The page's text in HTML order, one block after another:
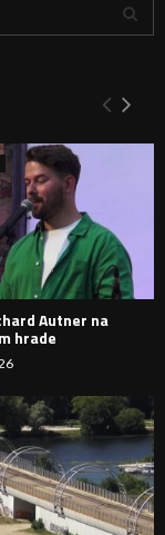
Y
H
D
A
N
I
Autner na
hrade